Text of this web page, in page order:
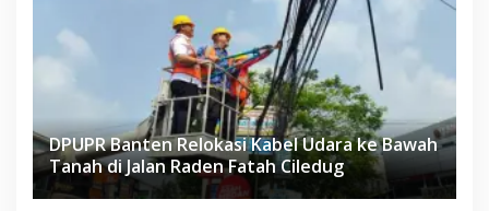
DPUPR Banten Relokasi Kabel Udara ke Bawah
Tanah di Jalan Raden Fatah Ciledug